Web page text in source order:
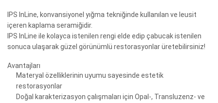
IPS InLine, konvansiyonel yığma tekniğinde kullanılan ve leusit
içeren kaplama seramiğidir.
IPS InLine ile kolayca istenilen rengi elde edip çabucak istenilen
sonuca ulaşarak güzel görünümlü restorasyonlar üretebilirsiniz!
Avantajları
Materyal özelliklerinin uyumu sayesinde estetik
restorasyonlar
Doğal karakterizasyon çalışmaları için Opal-, Transluzenz- ve